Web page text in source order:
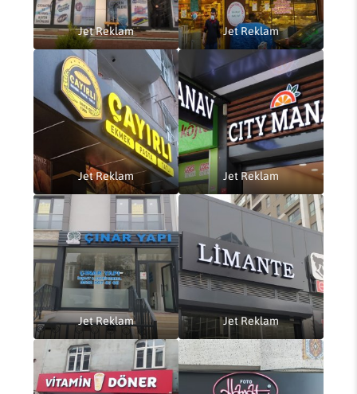
Jet Reklam Jet Reklam
Jet Reklam Jet Reklam
Jet Reklam Jet Reklam